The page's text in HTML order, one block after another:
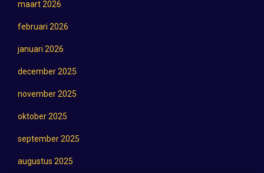
maart 2026
februari 2026
januari 2026
december 2025
november 2025
oktober 2025
september 2025
augustus 2025